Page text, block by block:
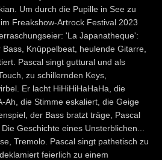
Um durch die Pupille in See zu
Freakshow-Artrock Festival 2023
'La Japanatheque':
Knüppelbeat, heulende Gitarre,
Pascal singt guttural und als
zu schillernden Keys,
Er lacht HiHiHiHaHaHa, die
Ah, die Stimme eskaliert, die Geige
der Bass bratzt träge, Pascal
Geschichte eines Unsterb­lichen...
Tremolo. Pascal singt pathetisch zu
feierlich zu einem